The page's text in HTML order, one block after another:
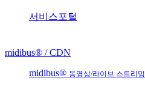
서비스포털
midibus® / CDN
midibus® 동영상/라이브 스트리밍